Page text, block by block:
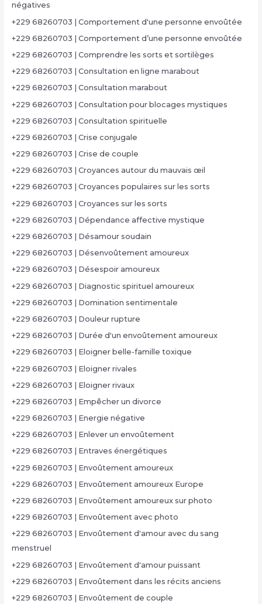
négatives
+229 68260703 | Comportement d'une personne envoûtée
+229 68260703 | Comportement d’une personne envoûtée
+229 68260703 | Comprendre les sorts et sortilèges
+229 68260703 | Consultation en ligne marabout
+229 68260703 | Consultation marabout
+229 68260703 | Consultation pour blocages mystiques
+229 68260703 | Consultation spirituelle
+229 68260703 | Crise conjugale
+229 68260703 | Crise de couple
+229 68260703 | Croyances autour du mauvais œil
+229 68260703 | Croyances populaires sur les sorts
+229 68260703 | Croyances sur les sorts
+229 68260703 | Dépendance affective mystique
+229 68260703 | Désamour soudain
+229 68260703 | Désenvoûtement amoureux
+229 68260703 | Désespoir amoureux
+229 68260703 | Diagnostic spirituel amoureux
+229 68260703 | Domination sentimentale
+229 68260703 | Douleur rupture
+229 68260703 | Durée d'un envoûtement amoureux
+229 68260703 | Eloigner belle-famille toxique
+229 68260703 | Eloigner rivales
+229 68260703 | Eloigner rivaux
+229 68260703 | Empêcher un divorce
+229 68260703 | Energie négative
+229 68260703 | Enlever un envoûtement
+229 68260703 | Entraves énergétiques
+229 68260703 | Envoûtement amoureux
+229 68260703 | Envoûtement amoureux Europe
+229 68260703 | Envoûtement amoureux sur photo
+229 68260703 | Envoûtement avec photo
+229 68260703 | Envoûtement d'amour avec du sang
menstruel
+229 68260703 | Envoûtement d'amour puissant
+229 68260703 | Envoûtement dans les récits anciens
+229 68260703 | Envoûtement de couple